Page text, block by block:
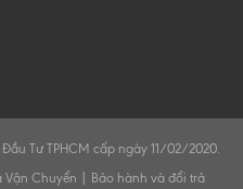
Đầu Tư TPHCM cấp ngày 11/02/2020.
Vận Chuyển Bảo hành và đổi trả